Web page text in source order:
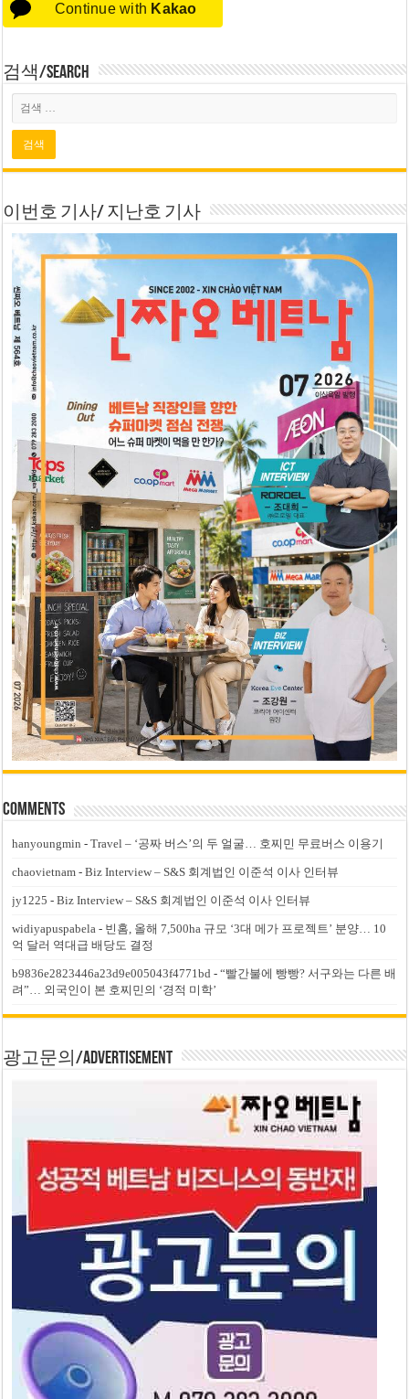
Continue with Kakao
검색/Search
이번호 기사/ 지난호 기사
Comments
hanyoungmin -Travel – ‘공짜 버스’의 두 얼굴… 호찌민 무료버스 이용기
chaovietnam -Biz Interview – S&S 회계법인 이준석 이사 인터뷰
jy1225 -Biz Interview – S&S 회계법인 이준석 이사 인터뷰
widiyapuspabela - 빈홈, 올해 7,500ha 규모 ‘3대 메가 프로젝트’ 분양… 10
억 달러 역대급 배당도 결정
b9836e2823446a23d9e005043f4771bd -“빨간불에 빵빵? 서구와는 다른 배
려”… 외국인이 본 호찌민의 ‘경적 미학’
광고문의/Advertisement